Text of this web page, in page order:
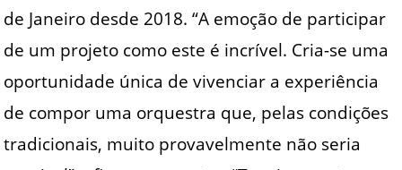
de Janeiro desde 2018. “A emoção de participar
de um projeto como este é incrível. Cria-se uma
oportunidade única de vivenciar a experiência
de compor uma orquestra que, pelas condições
tradicionais, muito provavelmente não seria